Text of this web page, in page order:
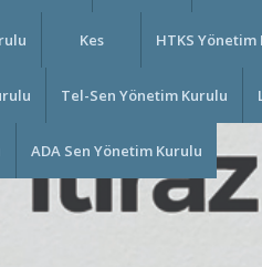
Kes HTKS Yönetim
Tel-Sen Yönetim Kurulu
ADA Sen Yönetim Kurulu